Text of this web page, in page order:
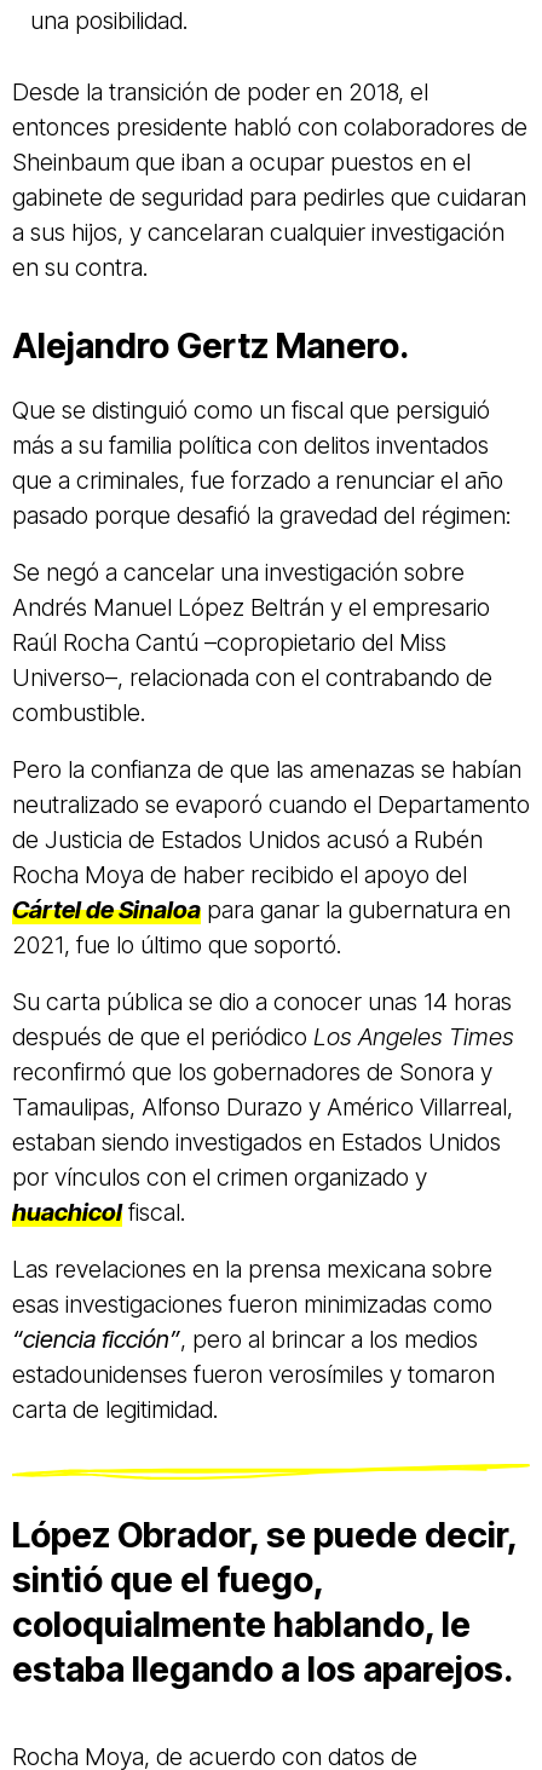
una posibilidad.
Desde la transición de poder en 2018, el
entonces presidente habló con colaboradores de
Sheinbaum que iban a ocupar puestos en el
gabinete de seguridad para pedirles que cuidaran
a sus hijos, y cancelaran cualquier investigación
en su contra.
Alejandro Gertz Manero.
Que se distinguió como un fiscal que persiguió
más a su familia política con delitos inventados
que a criminales, fue forzado a renunciar el año
pasado porque desafió la gravedad del régimen:
Se negó a cancelar una investigación sobre
Andrés Manuel López Beltrán y el empresario
Raúl Rocha Cantú –copropietario del Miss
Universo–, relacionada con el contrabando de
combustible.
Pero la confianza de que las amenazas se habían
neutralizado se evaporó cuando el Departamento
de Justicia de Estados Unidos acusó a Rubén
Rocha Moya de haber recibido el apoyo del
Cártel de Sinaloa para ganar la gubernatura en
2021, fue lo último que soportó.
Su carta pública se dio a conocer unas 14 horas
después de que el periódico Los Angeles Times
reconfirmó que los gobernadores de Sonora y
Tamaulipas, Alfonso Durazo y Américo Villarreal,
estaban siendo investigados en Estados Unidos
por vínculos con el crimen organizado y
huachicol fiscal.
Las revelaciones en la prensa mexicana sobre
esas investigaciones fueron minimizadas como
“ciencia ficción”, pero al brincar a los medios
estadounidenses fueron verosímiles y tomaron
carta de legitimidad.
López Obrador, se puede decir,
sintió que el fuego,
coloquialmente hablando, le
estaba llegando a los aparejos.
Rocha Moya, de acuerdo con datos de